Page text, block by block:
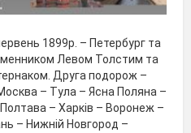
1899р. – Петербург та
Левом Толстим та
Друга подорож –
– Тула – Ясна Поляна –
– Харків – Воронеж –
– Нижній Новгород –